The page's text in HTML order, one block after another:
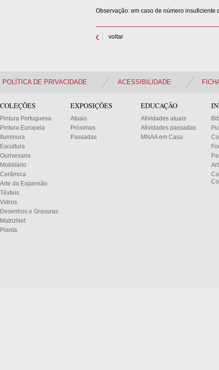
Observação: em caso de número
voltar
POLÍTICA DE PRIVACIDADE ACESSIBILIDADE
COLEÇÕES
Pintura Portuguesa
Pintura Europeia
Iluminura
Escultura
Ourivesaria
Mobiliário
Cerâmica
Arte da Expansão
Têxteis
Vidros
Desenhos e Gravuras
MatrizNet
Planta
EXPOSIÇÕES
Atuais
Próximas
Passadas
EDUCAÇÃO
Atividades atuais
Atividades passadas
MNAA em Casa